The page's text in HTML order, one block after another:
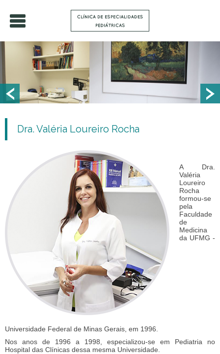
Dra. Valéria Loureiro Rocha
A Dra.
Valéria
Loureiro
Rocha
formou-se
pela
Faculdade
de
Medicina
da UFMG -
Universidade Federal de Minas Gerais, em 1996.
Nos anos de 1996 a 1998, especializou-se em Pediatria no
Hospital das Clínicas dessa mesma Universidade.